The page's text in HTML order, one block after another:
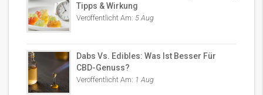
Tipps & Wirkung
Veröffentlicht Am: 5 Aug
Dabs Vs. Edibles: Was Ist Besser Für
CBD-Genuss?
Veröffentlicht Am: 1 Aug